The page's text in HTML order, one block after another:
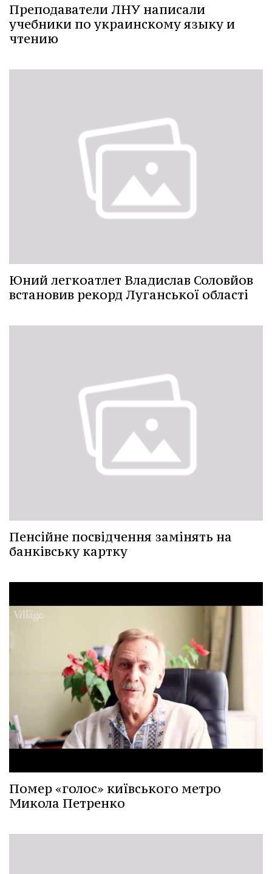
Преподаватели ЛНУ написали
учебники по украинскому языку и
чтению
Юний легкоатлет Владислав Соловйов
встановив рекорд Луганської області
Пенсійне посвідчення замінять на
банківську картку
Помер «голос» київського метро
Микола Петренко